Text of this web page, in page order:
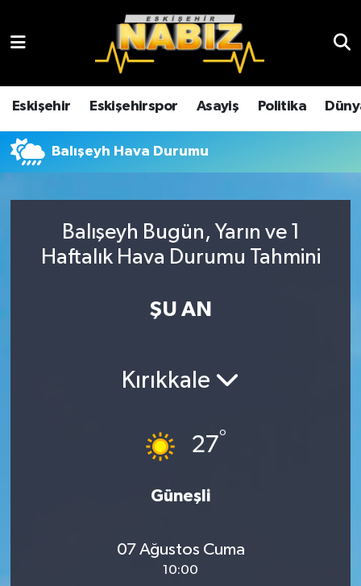
Eskişehir Eskişehirspor Asayiş Politika
Balışeyh Hava Durumu
Balışeyh Bugün, Yarın ve 1
Haftalık Hava Durumu Tahmini
ŞU AN
Kırıkkale
27°
Güneşli
07 Ağustos Cuma
10:00
Çevre
Dünya
Ekonomi
Eskişehir
Eskişehir Hava Durumu
Eskişehir Trafik Yoğunluk Haritası
TFF 3.Lig 4.Grup Puan Durumu ve Fikstür
Son Dakika Haberleri
Haber Arşivi